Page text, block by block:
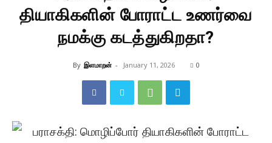
தியாகிகளின் போராட்ட உணர்வை
நமக்கு கடத்துகிறதா?
By இளமாறன் - January 11, 2026 0